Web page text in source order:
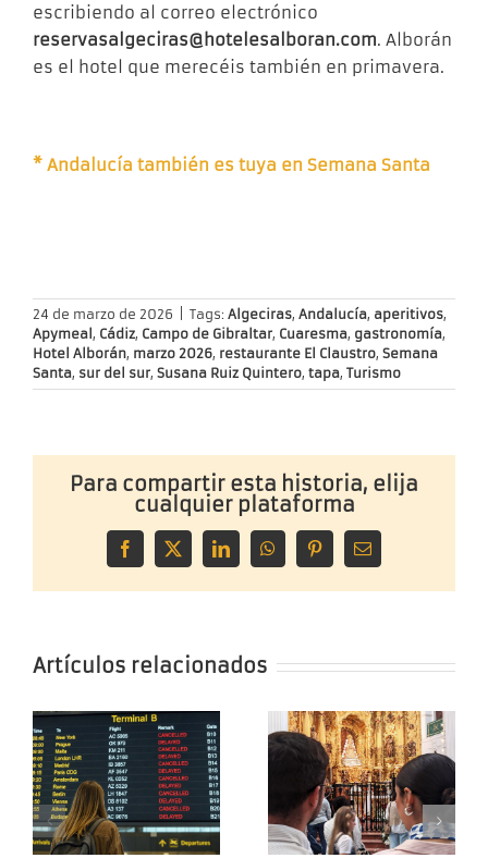
escribiendo al correo electrónico
reservasalgeciras@hotelesalboran.com. Alborán
es el hotel que merecéis también en primavera.
* Andalucía también es tuya en Semana Santa
24 de marzo de 2026 Tags: Algeciras, Andalucía, aperitivos,
Apymeal , Cádiz, Campo de Gibraltar, Cuaresma, gastronomía,
Hotel Alborán, marzo 2026, restaurante El Claustro, Semana
Santa, sur del sur, Susana Ruiz Quintero, tapa, Turismo
Para compartir esta historia, elija
cualquier plataforma
Facebook
X LinkedInWhatsAppPinterestCorreo
Artículos relacionados